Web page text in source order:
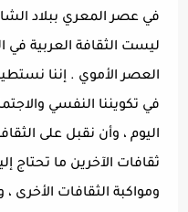
في عصر المعري ببلاد
ليست الثقافة العربية في
العصر الأموي . إننا
في تكويننا النفسي
اليوم ، وأن نقبل على
ثقافات الآخرين ما تحتاج
ومواكبة الثقافات الأخرى